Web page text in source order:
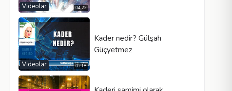
04:22
Videolar
02:18
Videolar
Kader nedir? Gülşah
Güçyetmez